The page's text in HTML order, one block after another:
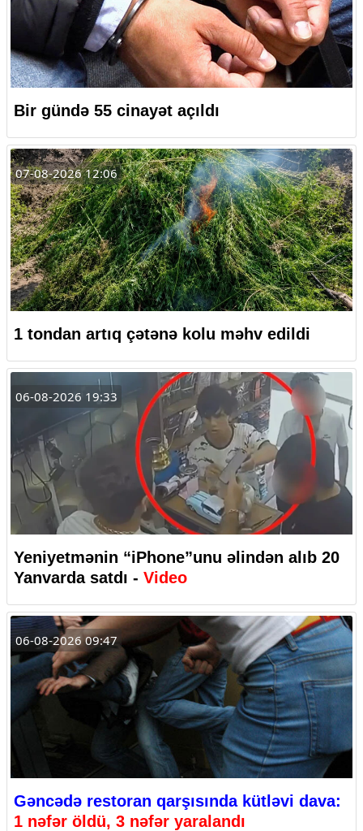
Bir gündə 55 cinayət açıldı
07-08-2026 12:06
1 tondan artıq çətənə kolu məhv edildi
06-08-2026 19:33
Yeniyetmənin “iPhone”unu əlindən alıb 20
Yanvarda satdı - Video
06-08-2026 09:47
Gəncədə restoran qarşısında kütləvi dava:
1 nəfər öldü, 3 nəfər yaralandı